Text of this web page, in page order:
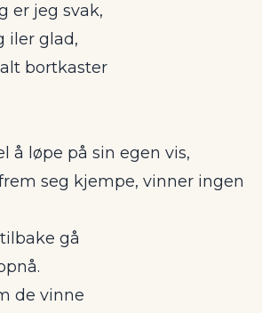
er jeg svak,
iler glad,
bortkaster
å løpe på sin egen vis,
seg kjempe, vinner ingen
gå
de vinne